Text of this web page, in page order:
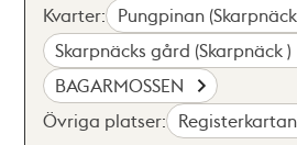
Kvarter: Pungpinan
Skarpnäcks gård (Skarpnäck )
BAGARMOSSEN
Övriga platser: